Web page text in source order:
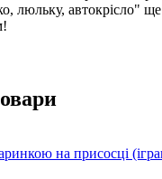
люльку, автокрісло"
на присосці